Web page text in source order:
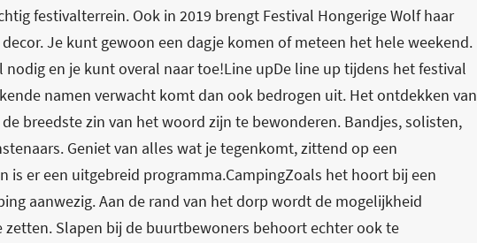
festivalterrein. Ook in 2019 brengt Festival Hongerige Wolf haar
Je kunt gewoon een dagje komen of meteen het hele weekend.
en je kunt overal naar toe!Line upDe line up tijdens het festival
namen verwacht komt dan ook bedrogen uit. Het ontdekken van
breedste zin van het woord zijn te bewonderen. Bandjes, solisten,
Geniet van alles wat je tegenkomt, zittend op een
is er een uitgebreid programma.CampingZoals het hoort bij een
aanwezig. Aan de rand van het dorp wordt de mogelijkheid
Slapen bij de buurtbewoners behoort echter ook te